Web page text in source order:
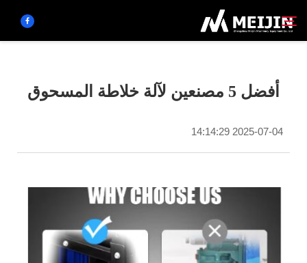
الشركة
حَل
اتصل بنا
أفضل 5 مصنعين لآلة خلاطة المسحوق
2025-07-04 14:14:29